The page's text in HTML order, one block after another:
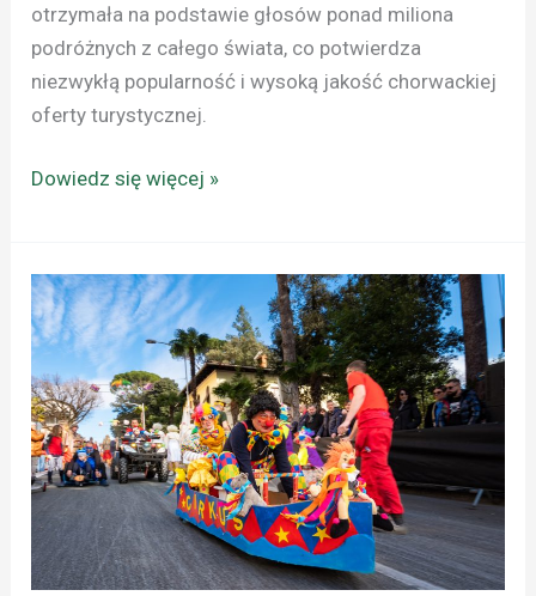
otrzymała na podstawie głosów ponad miliona
podróżnych z całego świata, co potwierdza
niezwykłą popularność i wysoką jakość chorwackiej
oferty turystycznej.
Dowiedz się więcej »
CHORWACJA:
ROMANTYCZNIE
I
BARWNIE
W
OPATII
I
PULI